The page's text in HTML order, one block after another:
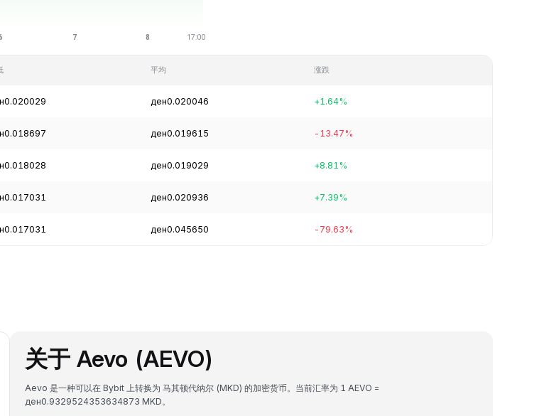
平均 涨跌
ден0.020046 +1.64%
ден0.019615 -13.47%
ден0.019029 +8.81%
ден0.020936 +7.39%
ден0.045650 -79.63%
关于 Aevo (AEVO)
Aevo 是一种可以在 Bybit 上转换为 马其顿代纳尔 (MKD) 的加密货币。当前汇率为 1 AEVO =
ден0.9329524353634873 MKD。